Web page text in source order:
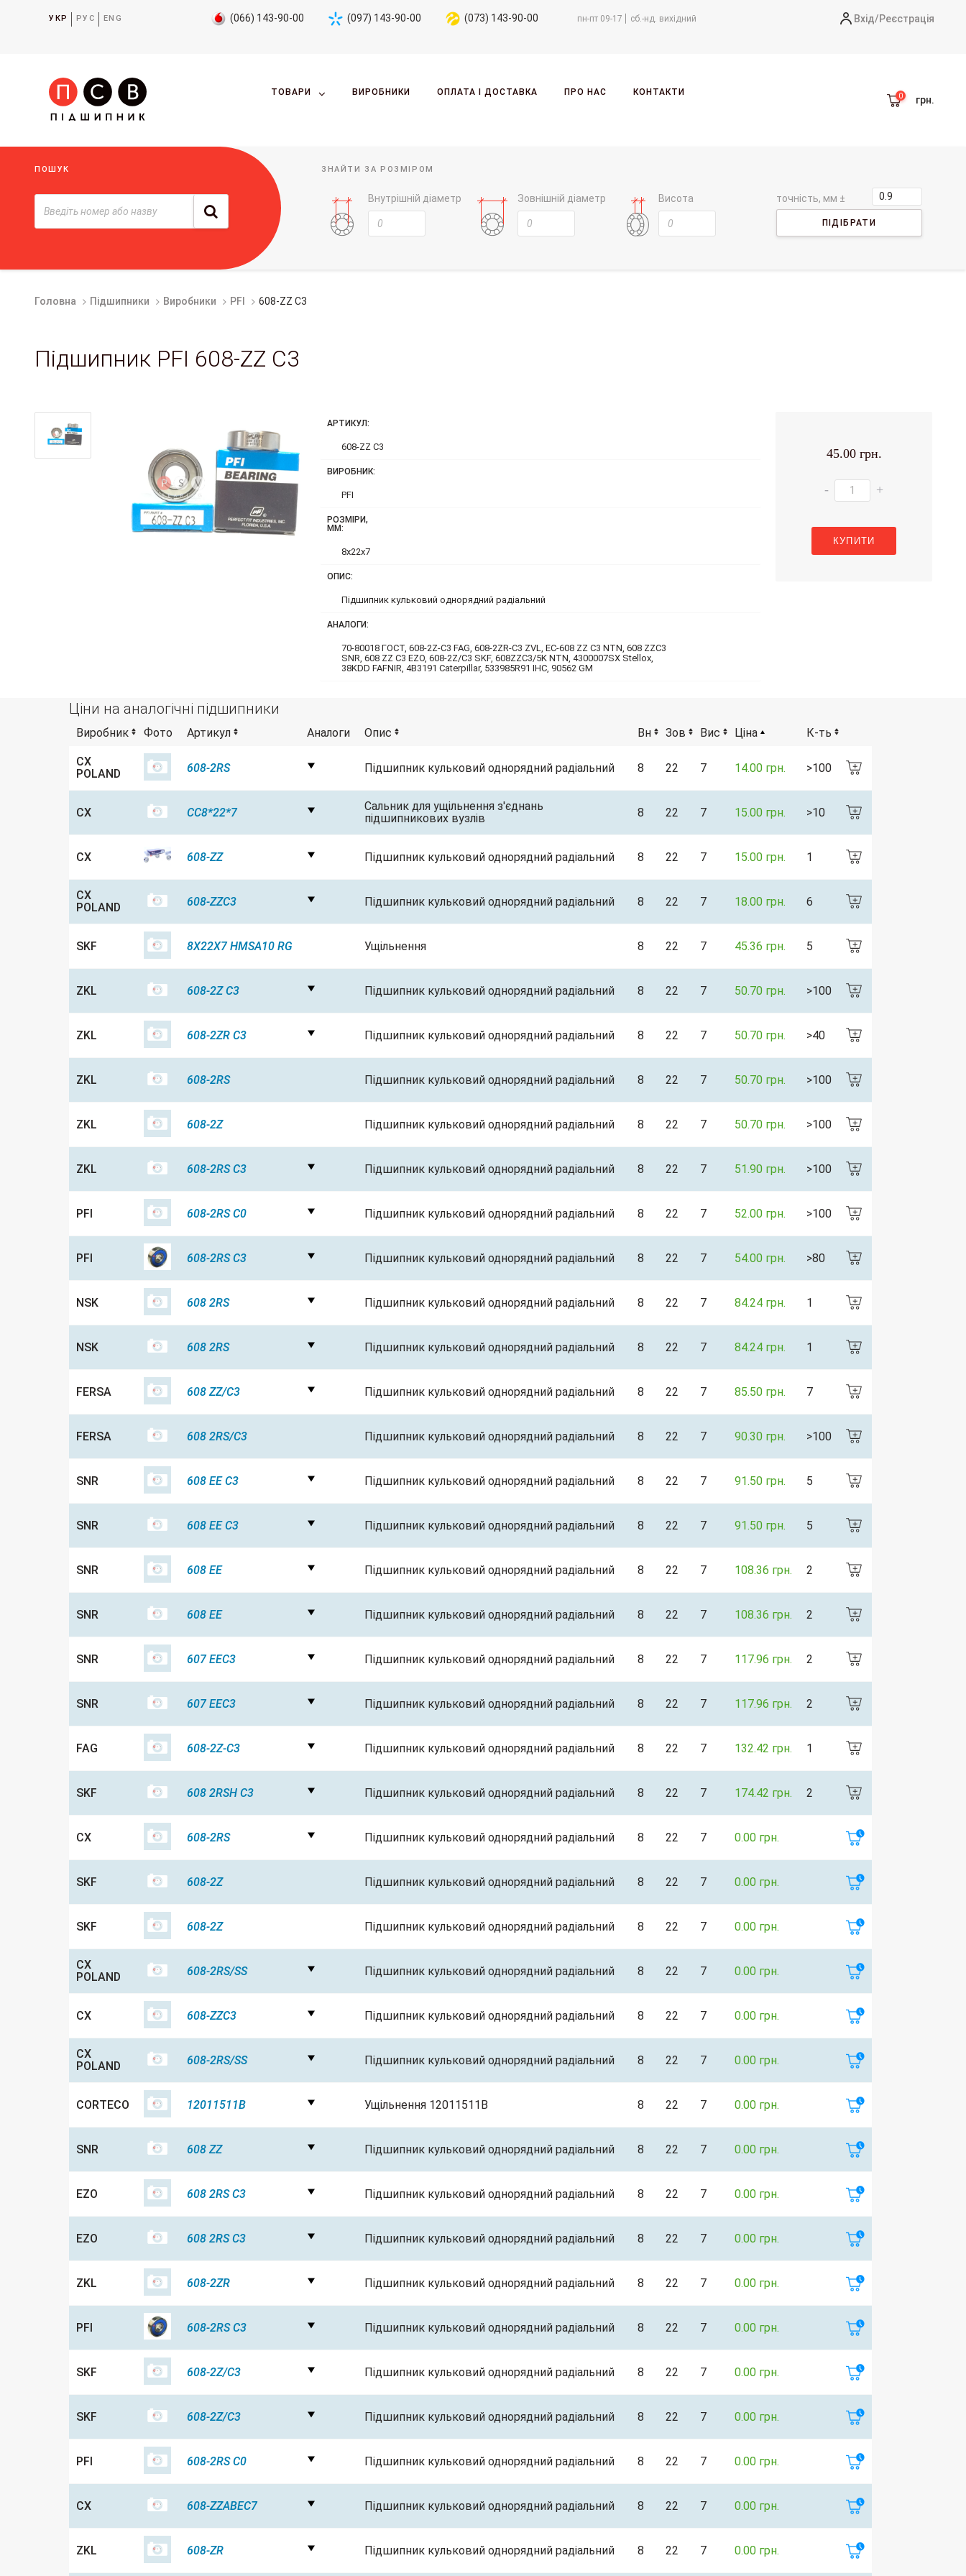
УКР РУС ENG пн-пт 09-17 сб.-нд. вихідний
(066) 143-90-00 (097) 143-90-00 (073) 143-90-00 Вхід/Реєстрація
ТОВАРИ ВИРОБНИКИ ОПЛАТА І ДОСТАВКА ПРО НАС КОНТАКТИ
грн.
ПОШУК ЗНАЙТИ ЗА РОЗМІРОМ
Внутрішній діаметр Зовнішній діаметр Висота точність, мм ±
ПІДІБРАТИ
Головна Підшипники Виробники PFI 608-ZZ C3
Підшипник PFI 608-ZZ C3
АРТИКУЛ:
608-ZZ C3
ВИРОБНИК:
PFI
РОЗМІРИ,
ММ:
8x22x7
ОПИС:
Підшипник кульковий однорядний радіальний
АНАЛОГИ:
70-80018 ГОСТ, 608-2Z-C3 FAG, 608-2ZR-C3 ZVL, EC-608 ZZ C3 NTN, 608 ZZC3
SNR, 608 ZZ C3 EZO, 608-2Z/C3 SKF, 608ZZC3/5K NTN, 4300007SX Stellox,
38KDD FAFNIR, 4B3191 Caterpillar, 533985R91 IHC, 90562 GM
45.00 грн.
- +
КУПИТИ
Ціни на аналогічні підшипники
Виробник Фото Артикул Аналоги Опис Вн Зов Вис Ціна К-ть
CX
POLAND
608-2RS Підшипник кульковий однорядний радіальний 8 22 7 14.00 грн. >100
CX CC8*22*7
Сальник для ущільнення з'єднань
підшипникових вузлів
8 22 7 15.00 грн. >10
CX 608-ZZ Підшипник кульковий однорядний радіальний 8 22 7 15.00 грн. 1
CX
POLAND
608-ZZC3 Підшипник кульковий однорядний радіальний 8 22 7 18.00 грн. 6
SKF 8X22X7 HMSA10 RG Ущільнення 8 22 7 45.36 грн. 5
ZKL 608-2Z C3 Підшипник кульковий однорядний радіальний 8 22 7 50.70 грн. >100
ZKL 608-2ZR C3 Підшипник кульковий однорядний радіальний 8 22 7 50.70 грн. >40
ZKL 608-2RS Підшипник кульковий однорядний радіальний 8 22 7 50.70 грн. >100
ZKL 608-2Z Підшипник кульковий однорядний радіальний 8 22 7 50.70 грн. >100
ZKL 608-2RS C3 Підшипник кульковий однорядний радіальний 8 22 7 51.90 грн. >100
PFI 608-2RS C0 Підшипник кульковий однорядний радіальний 8 22 7 52.00 грн. >100
PFI 608-2RS C3 Підшипник кульковий однорядний радіальний 8 22 7 54.00 грн. >80
NSK 608 2RS Підшипник кульковий однорядний радіальний 8 22 7 84.24 грн. 1
NSK 608 2RS Підшипник кульковий однорядний радіальний 8 22 7 84.24 грн. 1
FERSA 608 ZZ/C3 Підшипник кульковий однорядний радіальний 8 22 7 85.50 грн. 7
FERSA 608 2RS/C3 Підшипник кульковий однорядний радіальний 8 22 7 90.30 грн. >100
SNR 608 EE C3 Підшипник кульковий однорядний радіальний 8 22 7 91.50 грн. 5
SNR 608 EE C3 Підшипник кульковий однорядний радіальний 8 22 7 91.50 грн. 5
SNR 608 EE Підшипник кульковий однорядний радіальний 8 22 7 108.36 грн. 2
SNR 608 EE Підшипник кульковий однорядний радіальний 8 22 7 108.36 грн. 2
SNR 607 EEC3 Підшипник кульковий однорядний радіальний 8 22 7 117.96 грн. 2
SNR 607 EEC3 Підшипник кульковий однорядний радіальний 8 22 7 117.96 грн. 2
FAG 608-2Z-C3 Підшипник кульковий однорядний радіальний 8 22 7 132.42 грн. 1
SKF 608 2RSH C3 Підшипник кульковий однорядний радіальний 8 22 7 174.42 грн. 2
CX 608-2RS Підшипник кульковий однорядний радіальний 8 22 7 0.00 грн.
SKF 608-2Z Підшипник кульковий однорядний радіальний 8 22 7 0.00 грн.
SKF 608-2Z Підшипник кульковий однорядний радіальний 8 22 7 0.00 грн.
CX
POLAND
608-2RS/SS Підшипник кульковий однорядний радіальний 8 22 7 0.00 грн.
CX 608-ZZC3 Підшипник кульковий однорядний радіальний 8 22 7 0.00 грн.
CX
POLAND
608-2RS/SS Підшипник кульковий однорядний радіальний 8 22 7 0.00 грн.
CORTECO 12011511B Ущільнення 12011511B 8 22 7 0.00 грн.
SNR 608 ZZ Підшипник кульковий однорядний радіальний 8 22 7 0.00 грн.
EZO 608 2RS C3 Підшипник кульковий однорядний радіальний 8 22 7 0.00 грн.
EZO 608 2RS C3 Підшипник кульковий однорядний радіальний 8 22 7 0.00 грн.
ZKL 608-2ZR Підшипник кульковий однорядний радіальний 8 22 7 0.00 грн.
PFI 608-2RS C3 Підшипник кульковий однорядний радіальний 8 22 7 0.00 грн.
SKF 608-2Z/C3 Підшипник кульковий однорядний радіальний 8 22 7 0.00 грн.
SKF 608-2Z/C3 Підшипник кульковий однорядний радіальний 8 22 7 0.00 грн.
PFI 608-2RS C0 Підшипник кульковий однорядний радіальний 8 22 7 0.00 грн.
CX 608-ZZABEC7 Підшипник кульковий однорядний радіальний 8 22 7 0.00 грн.
ZKL 608-ZR Підшипник кульковий однорядний радіальний 8 22 7 0.00 грн.